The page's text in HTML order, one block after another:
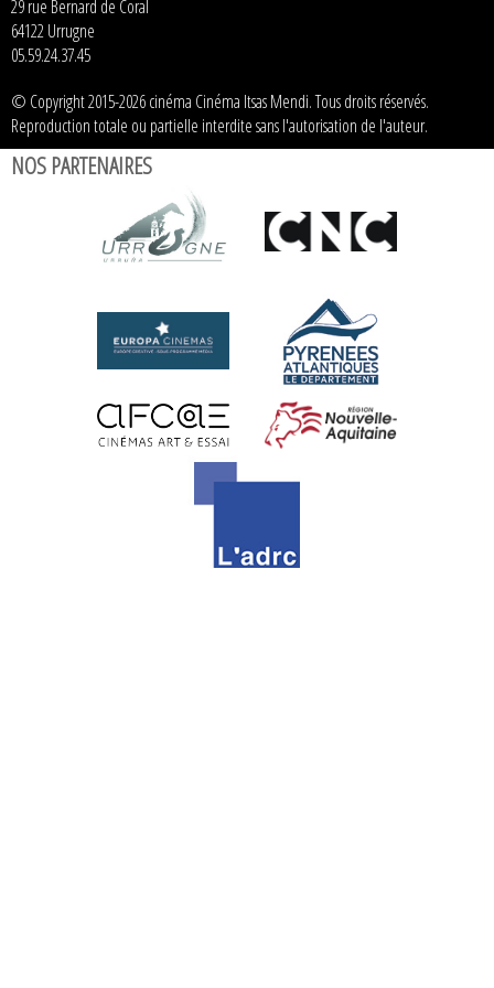
29 rue Bernard de Coral
64122 Urrugne
05.59.24.37.45
© Copyright 2015-2026 cinéma Cinéma Itsas Mendi. Tous droits réservés.
Reproduction totale ou partielle interdite sans l'autorisation de l'auteur.
NOS PARTENAIRES